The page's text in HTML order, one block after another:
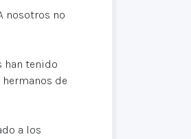
nosotros no
han tenido
de
a los